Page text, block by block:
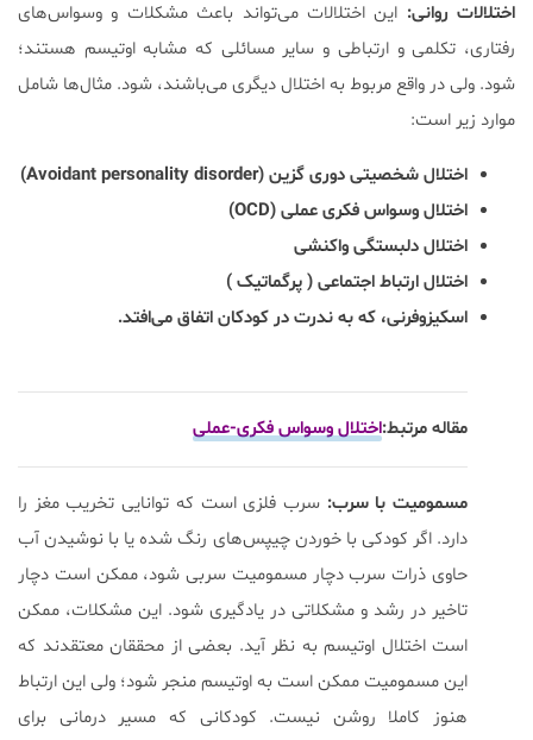
اختلالات روانی: این اختلالات می‌تواند باعث مشکلات و وسواس‌های
رفتاری، تکلمی و ارتباطی و سایر مسائلی که مشابه اوتیسم هستند؛
شود. ولی در واقع مربوط به اختلال دیگری می‌باشند، شود. مثال‌ها شامل
موارد زیر است:
اختلال شخصیتی دوری گزین (Avoidant personality disorder)
اختلال وسواس فکری عملی (OCD)
اختلال دلبستگی واکنشی
اختلال ارتباط اجتماعی ( پرگماتیک )
اسکیزوفرنی، که به ندرت در کودکان اتفاق می‌افتد.
مقاله مرتبط:اختلال وسواس فکری-عملی
مسمومیت با سرب: سرب فلزی است که توانایی تخریب مغز را
دارد. اگر کودکی با خوردن چیپس‌های رنگ شده یا با نوشیدن آب
حاوی ذرات سرب دچار مسمومیت سربی شود، ممکن است دچار
تاخیر در رشد و مشکلاتی در یادگیری شود. این مشکلات، ممکن
است اختلال اوتیسم به نظر آید. بعضی از محققان معتقدند که
این مسمومیت ممکن است به اوتیسم منجر شود؛ ولی این ارتباط
هنوز کاملا روشن نیست. کودکانی که مسیر درمانی برای